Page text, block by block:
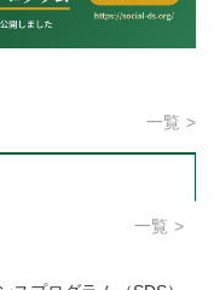
一覧
一覧